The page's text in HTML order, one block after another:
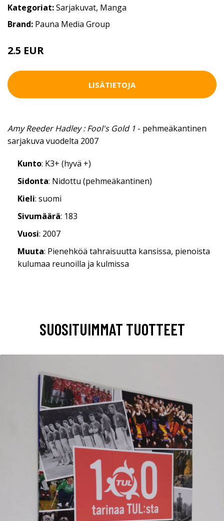
Kategoriat:Sarjakuvat, Manga
Brand: Pauna Media Group
2.5 EUR
LISÄTIETOJA
Amy Reeder Hadley : Fool's Gold 1 - pehmeäkantinen
sarjakuva vuodelta 2007
Kunto: K3+ (hyvä +)
Sidonta: Nidottu (pehmeäkantinen)
Kieli: suomi
Sivumäärä: 183
Vuosi: 2007
Muuta: Pienehköä tahraisuutta kansissa, pienoista
kulumaa reunoilla ja kulmissa
SUOSITUIMMAT TUOTTEET